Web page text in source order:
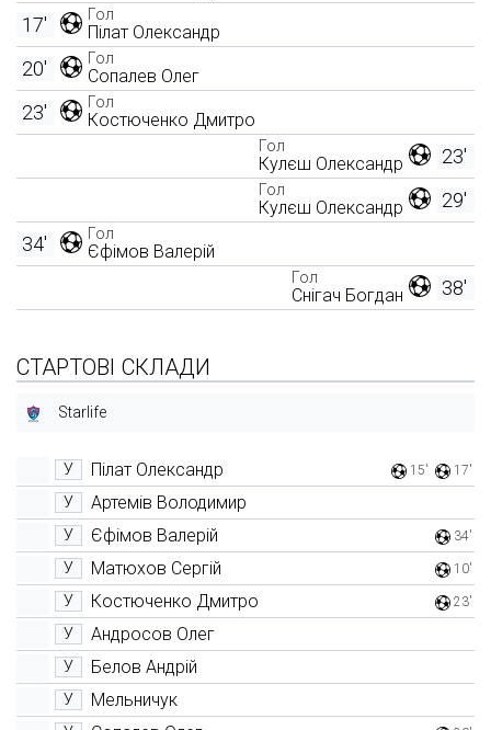
Гол
Пілат Олександр
17'
Гол
Сопалев Олег
20'
Гол
Костюченко Дмитро
23'
23'
Гол
Кулєш Олександр
29'
Гол
Кулєш Олександр
Гол
Єфімов Валерій
34'
38'
Гол
Снігач Богдан
СТАРТОВІ СКЛАДИ
Starlife
У Пілат Олександр 15' 17'
У Артемів Володимир
У Єфімов Валерій 34'
У Матюхов Сергій 10'
У Костюченко Дмитро 23'
У Андросов Олег
У Белов Андрій
У Мельничук